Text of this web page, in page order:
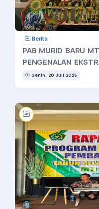
Berita
PAB MURID BARU
PENGENALAN
Senin, 20 Juli 2026